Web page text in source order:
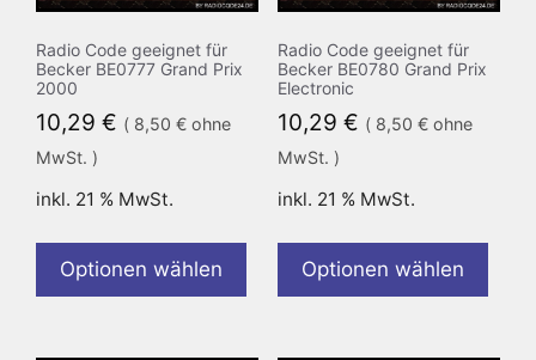
Radio Code geeignet für
Becker BE0777 Grand Prix
2000
10,29 € ( 8,50 € ohne
MwSt. )
inkl. 21 % MwSt.
Optionen wählen
Radio Code geeignet für
Becker BE0780 Grand Prix
Electronic
10,29 € ( 8,50 €ohne
MwSt. )
inkl. 21 % MwSt.
Optionen wählen